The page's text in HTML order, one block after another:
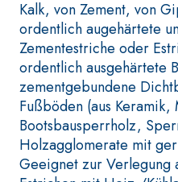
Kalk, von Zement, von
ordentlich augehärtete
Zementestriche oder
ordentlich ausgehärtete
zementgebundene
Fußböden (aus Keramik,
Bootsbausperrholz,
Holzagglomerate mit
Geeignet zur Verlegung
Bindern, für die
Passivierung, die
Reparatur, die
Verspachtelung
Schutz von
Betonbauwerken